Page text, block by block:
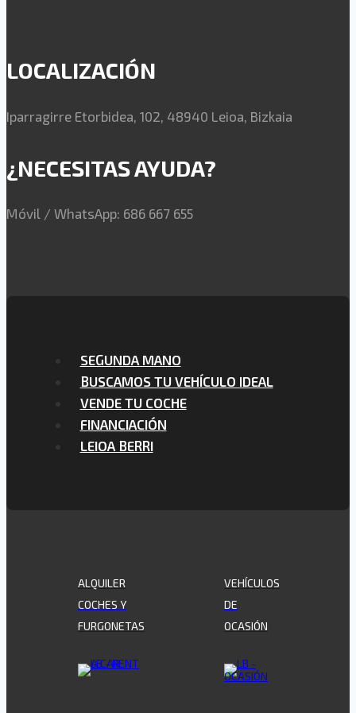
LOCALIZACIÓN
Iparragirre Etorbidea, 102, 48940 Leioa, Bizkaia
¿NECESITAS AYUDA?
Móvil / WhatsApp: 686 667 655
SEGUNDA MANO
BUSCAMOS TU VEHÍCULO IDEAL
VENDE TU COCHE
FINANCIACIÓN
LEIOA BERRI
ALQUILER
COCHES Y
FURGONETAS
VEHÍCULOS
DE
OCASIÓN